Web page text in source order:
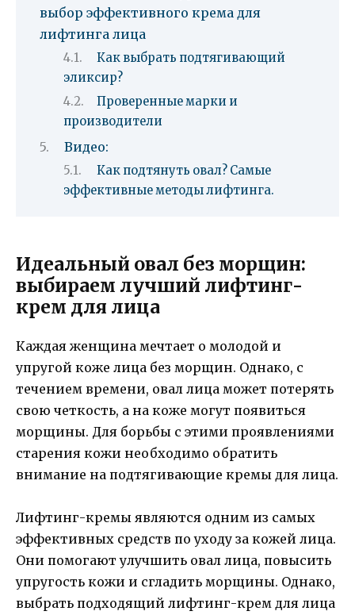
выбор эффективного крема для
лифтинга лица
Как выбрать подтягивающий
эликсир?
Проверенные марки и
производители
Видео:
Как подтянуть овал? Самые
эффективные методы лифтинга.
Идеальный овал без морщин:
выбираем лучший лифтинг-
крем для лица
Каждая женщина мечтает о молодой и
упругой коже лица без морщин. Однако, с
течением времени, овал лица может потерять
свою четкость, а на коже могут появиться
морщины. Для борьбы с этими проявлениями
старения кожи необходимо обратить
внимание на подтягивающие кремы для лица.
Лифтинг-кремы являются одним из самых
эффективных средств по уходу за кожей лица.
Они помогают улучшить овал лица, повысить
упругость кожи и сгладить морщины. Однако,
выбрать подходящий лифтинг-крем для лица